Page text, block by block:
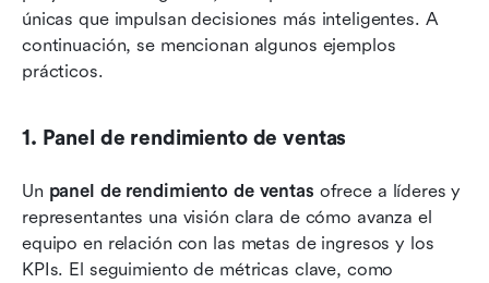
únicas que impulsan decisiones más inteligentes. A
continuación, se mencionan algunos ejemplos
prácticos.
1. Panel de rendimiento de ventas
Un panel de rendimiento de ventas ofrece a líderes y
representantes una visión clara de cómo avanza el
equipo en relación con las metas de ingresos y los
KPIs. El seguimiento de métricas clave, como